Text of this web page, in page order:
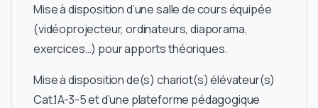
Mise à disposition d’une salle de cours équipée
(vidéoprojecteur, ordinateurs, diaporama,
exercices…) pour apports théoriques.
Mise à disposition de(s) chariot(s) élévateur(s)
Cat.1A-3-5 et d’une plateforme pédagogique